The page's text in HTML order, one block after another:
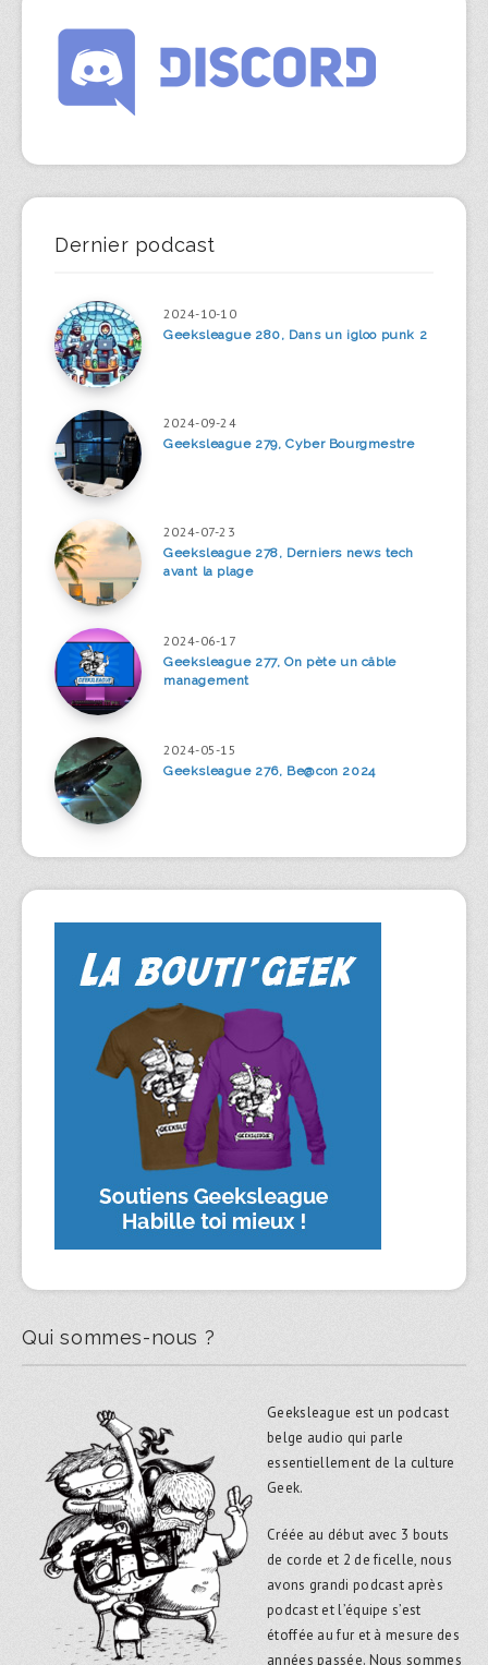
Dernier podcast
2024-10-10
Geeksleague 280, Dans un igloo punk 2
2024-09-24
Geeksleague 279, Cyber Bourgmestre
2024-07-23
Geeksleague 278, Derniers news tech
avant la plage
2024-06-17
Geeksleague 277, On pète un câble
management
2024-05-15
Geeksleague 276, Be@con 2024
Qui sommes-nous ?
Geeksleague est un podcast
belge audio qui parle
essentiellement de la culture
Geek.
Créée au début avec 3 bouts
de corde et 2 de ficelle, nous
avons grandi podcast après
podcast et l’équipe s’est
étoffée au fur et à mesure des
années passée. Nous sommes